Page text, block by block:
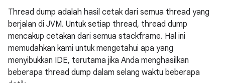
Thread dump adalah hasil cetak dari semua thread yang
berjalan di JVM. Untuk setiap thread, thread dump
mencakup cetakan dari semua stackframe. Hal ini
memudahkan kami untuk mengetahui apa yang
menyibukkan IDE, terutama jika Anda menghasilkan
beberapa thread dump dalam selang waktu beberapa